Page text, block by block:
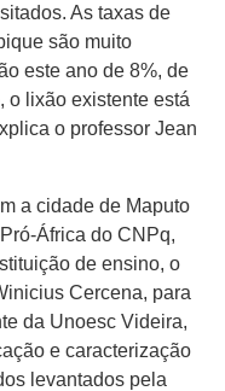
As taxas de
são muito
este ano de 8%, de
o lixão existente está
o professor Jean
a cidade de Maputo
África do CNPq,
de ensino, o
Cercena, para
da Unoesc Videira,
e caracterização
levantados pela